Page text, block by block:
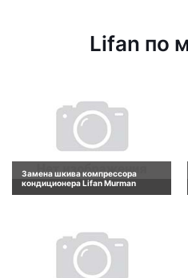
Lifan по
Замена шкива компрессора
кондиционера Lifan Murman